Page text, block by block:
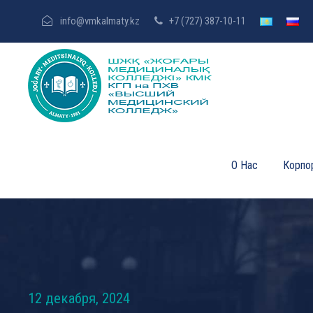
info@vmkalmaty.kz +7 (727) 387-10-11
О Нас
12 декабря, 2024